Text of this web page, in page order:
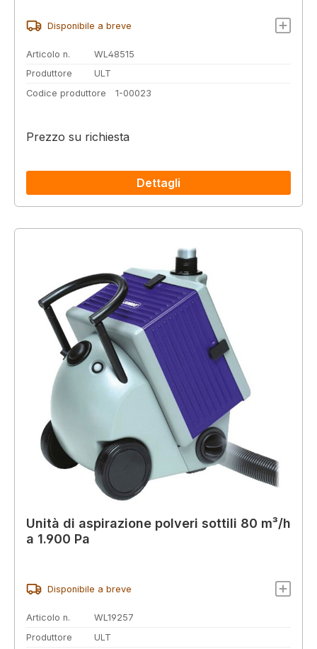
Disponibile a breve
Articolo n.
WL48515
Produttore
ULT
Codice produttore
1-00023
Prezzo su richiesta
Dettagli
Unità di aspirazione polveri sottili 80 m³/h
a 1.900 Pa
Disponibile a breve
Articolo n.
WL19257
Produttore
ULT